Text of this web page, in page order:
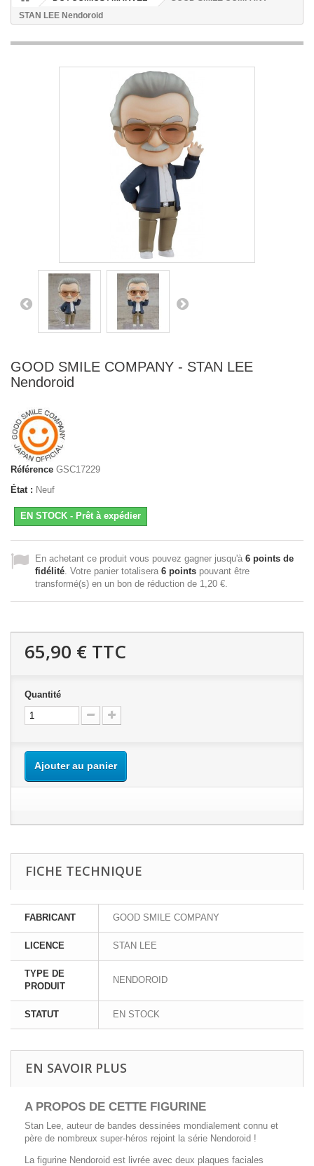
STAN LEE Nendoroid
GOOD SMILE COMPANY - STAN LEE
Nendoroid
Référence GSC17229
État : Neuf
EN STOCK - Prêt à expédier
En achetant ce produit vous pouvez gagner jusqu'à 6 points de
fidélité . Votre panier totalisera 6 points pouvant être
transformé(s) en un bon de réduction de 1,20 €
65,90 € TTC
Quantité
Ajouter au panier
FICHE TECHNIQUE
FABRICANT GOOD SMILE COMPANY
LICENCE STAN LEE
TYPE DE
PRODUIT
NENDOROID
STATUT EN STOCK
EN SAVOIR PLUS
A PROPOS DE CETTE FIGURINE
Stan Lee, auteur de bandes dessinées mondialement connu et
père de nombreux super-héros rejoint la série Nendoroid !
La figurine Nendoroid est livrée avec deux plaques faciales